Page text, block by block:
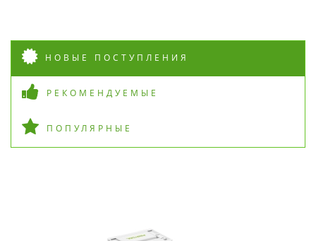
НОВЫЕ ПОСТУПЛЕНИЯ
РЕКОМЕНДУЕМЫЕ
ПОПУЛЯРНЫЕ